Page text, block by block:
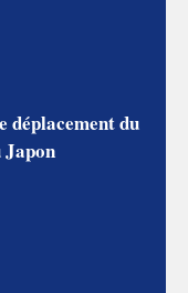
déplacement du